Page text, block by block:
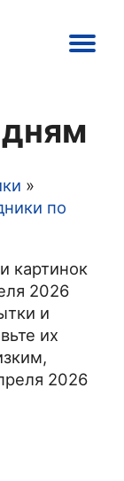
по
картинок
2026
и
их
2026